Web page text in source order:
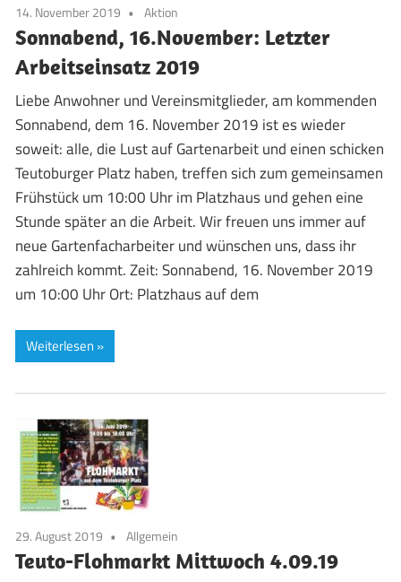
14. November 2019 Aktion
Sonnabend, 16.November: Letzter
Arbeitseinsatz 2019
Liebe Anwohner und Vereinsmitglieder, am kommenden
Sonnabend, dem 16. November 2019 ist es wieder
soweit: alle, die Lust auf Gartenarbeit und einen schicken
Teutoburger Platz haben, treffen sich zum gemeinsamen
Frühstück um 10:00 Uhr im Platzhaus und gehen eine
Stunde später an die Arbeit. Wir freuen uns immer auf
neue Gartenfacharbeiter und wünschen uns, dass ihr
zahlreich kommt. Zeit: Sonnabend, 16. November 2019
um 10:00 Uhr Ort: Platzhaus auf dem
Weiterlesen
29. August 2019 Allgemein
Teuto-Flohmarkt Mittwoch 4.09.19